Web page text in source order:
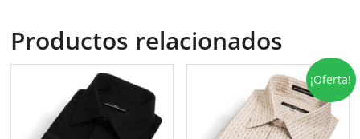
Productos relacionados
¡Oferta!